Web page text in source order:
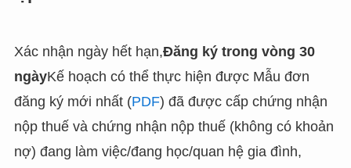
Xác nhận ngày hết hạn,Đăng ký trong vòng 30
ngàyKế hoạch có thể thực hiện được Mẫu đơn
đăng ký mới nhất (PDF) đã được cấp chứng nhận
nộp thuế và chứng nhận nộp thuế (không có khoản
nợ) đang làm việc/đang học/quan hệ gia đình,